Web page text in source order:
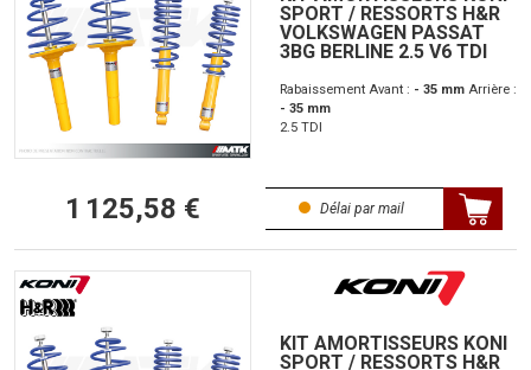
SPORT / RESSORTS H&R
VOLKSWAGEN PASSAT
3BG BERLINE 2.5 V6 TDI
Rabaissement Avant : - 35 mm Arrière :
- 35 mm
2.5 TDI
1 125,58 € Délai par mail
KIT AMORTISSEURS KONI
SPORT / RESSORTS H&R